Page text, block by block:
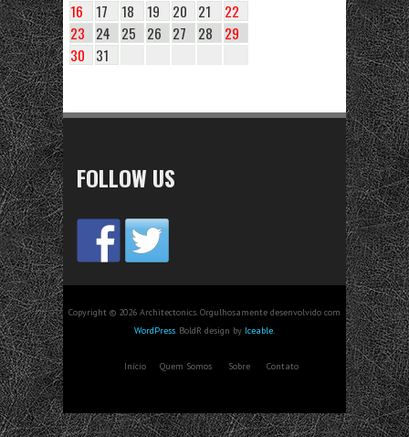
16
17 18 19 20 21
22
23
24 25 26 27 28
29
30
31
FOLLOW US
Copyright © 2026 Architectonics. Orgulhosamente desenvolvido com
WordPress. BoldR design by Iceable.
Início Quem Somos Sobre Contato